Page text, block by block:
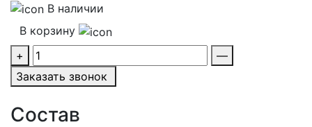
В наличии
В корзину
+
—
Заказать звонок
Состав